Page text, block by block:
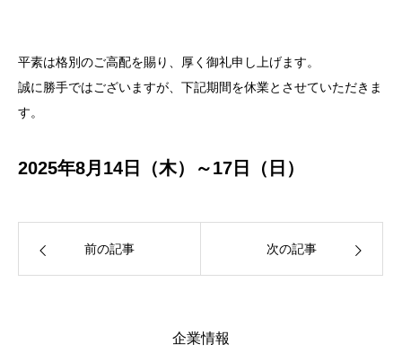
平素は格別のご高配を賜り、厚く御礼申し上げます。
誠に勝手ではございますが、下記期間を休業とさせていただきま
す。
2025年8月14日（木）～17日（日）
前の記事 次の記事
企業情報